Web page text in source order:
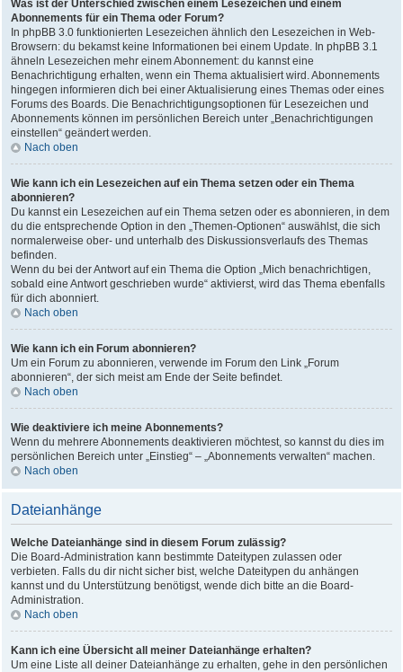
Was ist der Unterschied zwischen einem Lesezeichen und einem
Abonnements für ein Thema oder Forum?
In phpBB 3.0 funktionierten Lesezeichen ähnlich den Lesezeichen in Web-
Browsern: du bekamst keine Informationen bei einem Update. In phpBB 3.1
ähneln Lesezeichen mehr einem Abonnement: du kannst eine
Benachrichtigung erhalten, wenn ein Thema aktualisiert wird. Abonnements
hingegen informieren dich bei einer Aktualisierung eines Themas oder eines
Forums des Boards. Die Benachrichtigungsoptionen für Lesezeichen und
Abonnements können im persönlichen Bereich unter „Benachrichtigungen
einstellen“ geändert werden.
Nach oben
Wie kann ich ein Lesezeichen auf ein Thema setzen oder ein Thema
abonnieren?
Du kannst ein Lesezeichen auf ein Thema setzen oder es abonnieren, in dem
du die entsprechende Option in den „Themen-Optionen“ auswählst, die sich
normalerweise ober- und unterhalb des Diskussionsverlaufs des Themas
befinden.
Wenn du bei der Antwort auf ein Thema die Option „Mich benachrichtigen,
sobald eine Antwort geschrieben wurde“ aktivierst, wird das Thema ebenfalls
für dich abonniert.
Nach oben
Wie kann ich ein Forum abonnieren?
Um ein Forum zu abonnieren, verwende im Forum den Link „Forum
abonnieren“, der sich meist am Ende der Seite befindet.
Nach oben
Wie deaktiviere ich meine Abonnements?
Wenn du mehrere Abonnements deaktivieren möchtest, so kannst du dies im
persönlichen Bereich unter „Einstieg“ – „Abonnements verwalten“ machen.
Nach oben
Dateianhänge
Welche Dateianhänge sind in diesem Forum zulässig?
Die Board-Administration kann bestimmte Dateitypen zulassen oder
verbieten. Falls du dir nicht sicher bist, welche Dateitypen du anhängen
kannst und du Unterstützung benötigst, wende dich bitte an die Board-
Administration.
Nach oben
Kann ich eine Übersicht all meiner Dateianhänge erhalten?
Um eine Liste all deiner Dateianhänge zu erhalten, gehe in den persönlichen